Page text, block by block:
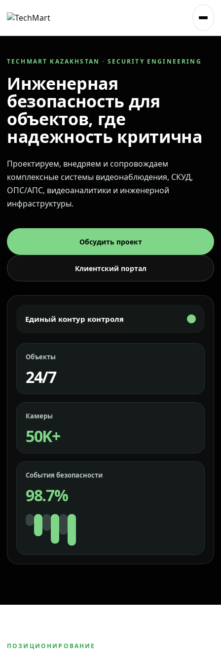
TECHMART KAZAKHSTAN · SECURITY ENGINEERING
Инженерная
безопасность для
объектов, где
надежность критична
Проектируем, внедряем и сопровождаем
комплексные системы видеонаблюдения, СКУД,
ОПС/АПС, видеоаналитики и инженерной
инфраструктуры.
Обсудить проект
Клиентский портал
Единый контур контроля
Объекты
24/7
Камеры
50K+
События безопасности
98.7%
ПОЗИЦИОНИРОВАНИЕ